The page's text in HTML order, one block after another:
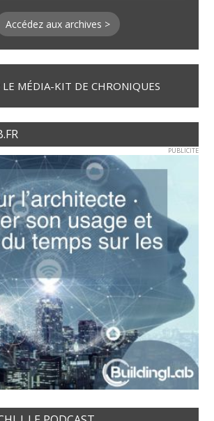
Accédez aux archives >
LE MÉDIA-KIT DE CHRONIQUES
PUBLICITE